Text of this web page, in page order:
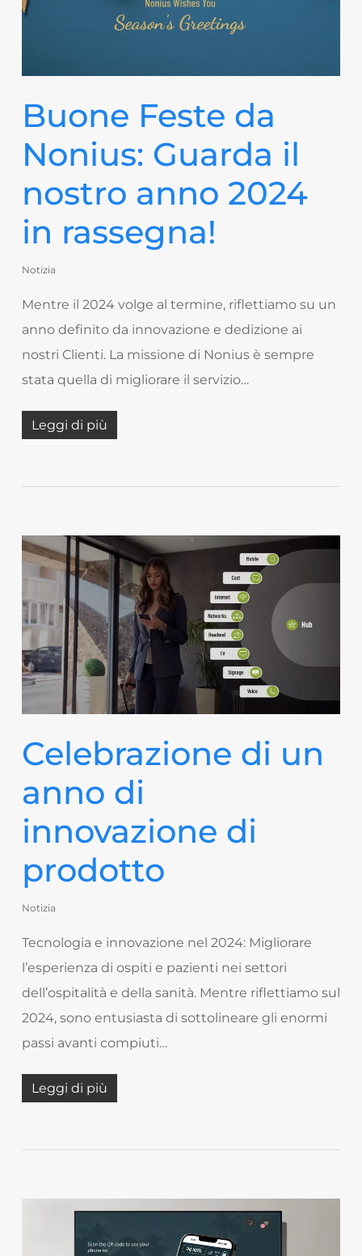
Buone Feste da
Nonius: Guarda il
nostro anno 2024
in rassegna!
Notizia
Mentre il 2024 volge al termine, riflettiamo su un
anno definito da innovazione e dedizione ai
nostri Clienti. La missione di Nonius è sempre
stata quella di migliorare il servizio…
Leggi di più
Celebrazione di un
anno di
innovazione di
prodotto
Notizia
Tecnologia e innovazione nel 2024: Migliorare
l’esperienza di ospiti e pazienti nei settori
dell’ospitalità e della sanità. Mentre riflettiamo sul
2024, sono entusiasta di sottolineare gli enormi
passi avanti compiuti…
Leggi di più